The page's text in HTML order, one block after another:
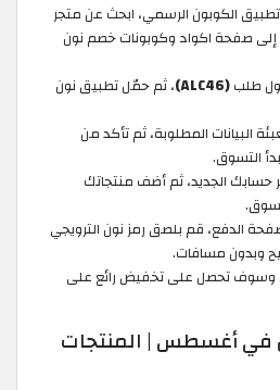
الكوبون الرسمي، ابحث عن متجر
صفحة اكواد وكوبونات خصم نون
طلب(ALC46)
، ثم حمّل تطبيق نون
البيانات المطلوبة، ثم تأكد من
التسوق.
حسابك الجديد، ثم أضف منتجاتك
الدفع، قم بلصق رمز نون الترويجي
وبدون مسافات.
وسوف تحصل على تخفيض رائع على
في أغسطس | المنتجات